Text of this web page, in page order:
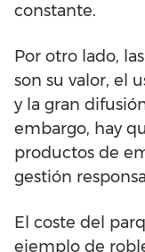
constante.
Por otro lado,
son su valor, el
y la gran
embargo, hay
productos de
gestión
El coste del
ejemplo de